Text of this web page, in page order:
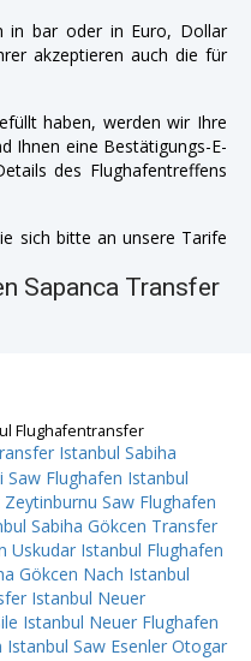
in bar oder in Euro, Dollar
akzeptieren auch die für
haben, werden wir Ihre
Ihnen eine Bestätigungs-E-
des Flughafentreffens
sich bitte an unsere Tarife
Sapanca Transfer
Flughafentransfer
Istanbul Sabiha
Saw Flughafen Istanbul
Saw Flughafen
Sabiha Gökcen Transfer
Uskudar Istanbul Flughafen
Gökcen Nach Istanbul
Istanbul Neuer
Istanbul Neuer Flughafen
Istanbul Saw Esenler Otogar